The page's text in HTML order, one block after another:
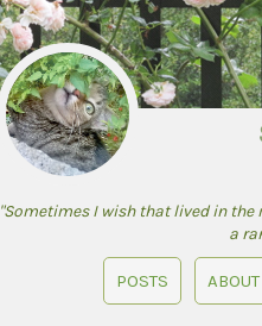
"Sometimes I wish that lived in
a
POSTS ABOUT